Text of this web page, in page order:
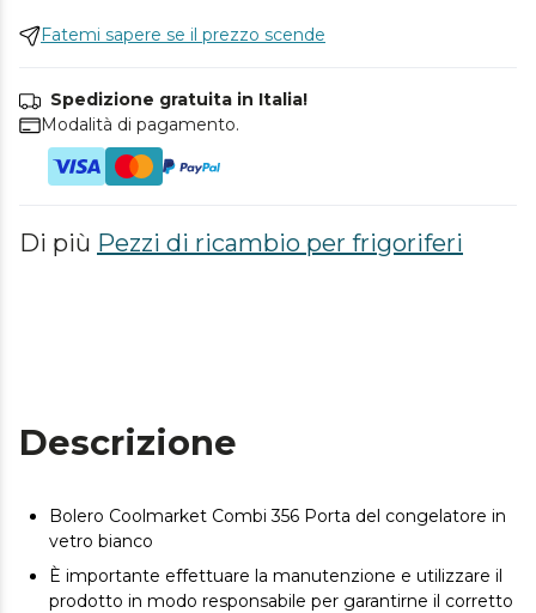
Fatemi sapere se il prezzo scende
Spedizione gratuita in Italia!
Modalità di pagamento.
Di più Pezzi di ricambio per frigoriferi
Descrizione
Bolero Coolmarket Combi 356 Porta del congelatore in
vetro bianco
È importante effettuare la manutenzione e utilizzare il
prodotto in modo responsabile per garantirne il corretto